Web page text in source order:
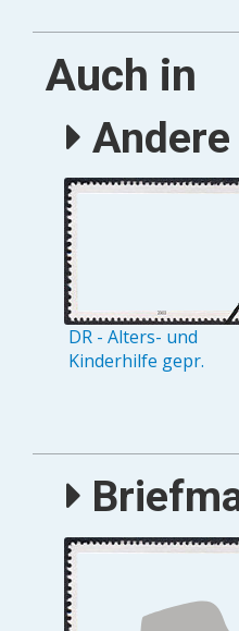
Auch in
DR - Alters- und
Kinderhilfe gepr.